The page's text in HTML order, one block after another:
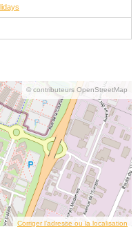
© contributeurs OpenStreetMap
Corriger l’adresse ou la localisation